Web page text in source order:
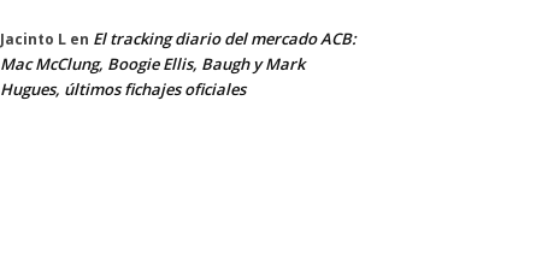
Jacinto L en El tracking diario del mercado ACB:
Mac McClung, Boogie Ellis, Baugh y Mark
Hugues, últimos fichajes oficiales